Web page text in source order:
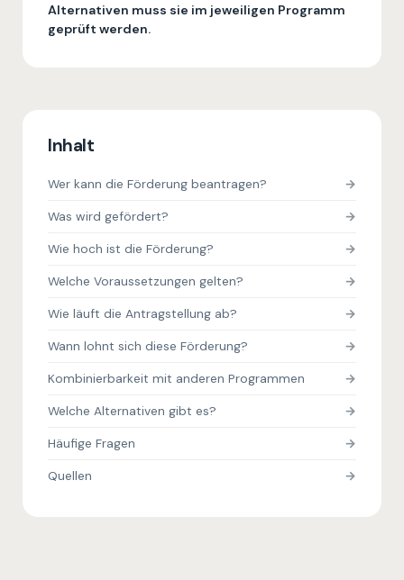
Alternativen muss sie im jeweiligen Programm
geprüft werden.
Inhalt
Wer kann die Förderung beantragen?
Was wird gefördert?
Wie hoch ist die Förderung?
Welche Voraussetzungen gelten?
Wie läuft die Antragstellung ab?
Wann lohnt sich diese Förderung?
Kombinierbarkeit mit anderen Programmen
Welche Alternativen gibt es?
Häufige Fragen
Quellen